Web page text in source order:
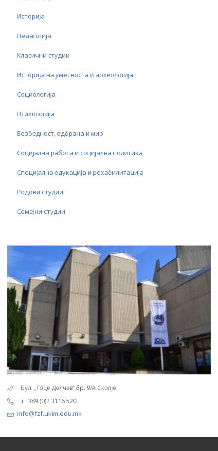
Историја
Педагогија
Класични студии
Историја на уметноста и археологија
Социологија
Психологија
Безбедност, одбрана и мир
Социјална работа и социјална политика
Специјална едукација и рехабилитација
Родови студии
Семејни студии
Бул. „Гоце Делчев“ бр. 9/А Скопје
++389 (0)2 3116 520
info@fzf.ukim.edu.mk